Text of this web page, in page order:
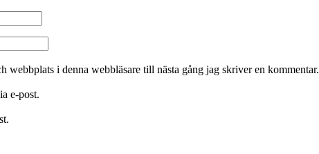
webbplats i denna webbläsare till nästa gång jag skriver en kommentar.
e-post.